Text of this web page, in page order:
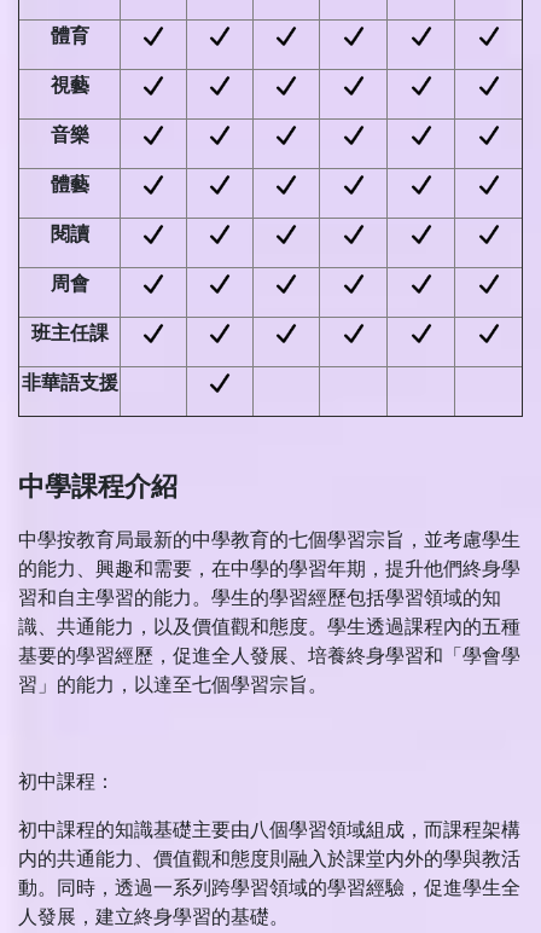
體育
視藝
音樂
體藝
閱讀
周會
班主任課
非華語支援
中學課程介紹
中學按教育局最新的中學教育的七個學習宗旨，並考慮學生
的能力、興趣和需要，在中學的學習年期，提升他們終身學
習和自主學習的能力。學生的學習經歷包括學習領域的知
識、共通能力，以及價值觀和態度。學生透過課程內的五種
基要的學習經歷，促進全人發展、培養終身學習和「學會學
習」的能力，以達至七個學習宗旨。
初中課程：
初中課程的知識基礎主要由八個學習領域組成，而課程架構
内的共通能力、價值觀和態度則融入於課堂内外的學與教活
動。同時，透過一系列跨學習領域的學習經驗，促進學生全
人發展，建立終身學習的基礎。